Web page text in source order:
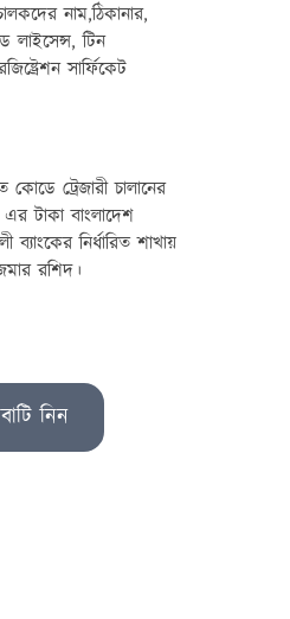
নাম,ঠিকানার,
লাইসেন্স, টিন
সার্ফিকেট
কোডে ট্রেজারী চালানের
এর টাকা বাংলাদেশ
ব্যাংকের নির্ধারিত শাখায়
রশিদ।
নিন